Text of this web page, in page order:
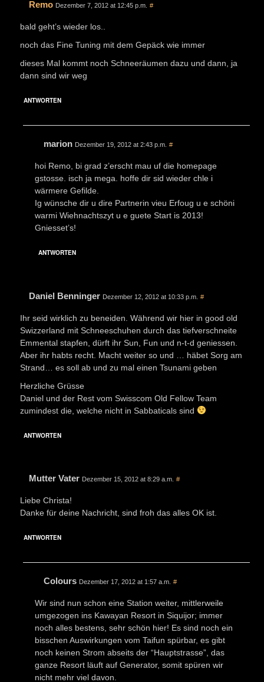
Remo Dezember 7, 2012 at 12:45 p.m. #
bald geht’s wieder los..
noch das Fine Tuning mit dem Gepäck wie immer
dieses Mal kommt noch Schneeräumen dazu und dann, ja
dann sind wir weg
ANTWORTEN
marion Dezember 19, 2012 at 2:43 p.m. #
hoi Remo, bi grad z’erscht mau uf die homepage
gstosse. isch ja mega. hoffe dir sid wieder chle i
wärmere Gefilde.
Ig wünsche dir u dire Partnerin vieu Erfoug u e schöni
warmi Wiehnachtszyt u e guete Start is 2013!
Gniesset’s!
ANTWORTEN
Daniel Benninger Dezember 12, 2012 at 10:33 p.m. #
Ihr seid wirklich zu beneiden. Während wir hier in good old
Swizzerland mit Schneeschuhen durch das tiefverschneite
Emmental stapfen, dürft ihr Sun, Fun und n-t-d geniessen.
Aber ihr habts recht. Macht weiter so und … häbet Sorg am
Strand… es soll ab und zu mal einen Tsunami geben
Herzliche Grüsse
Daniel und der Rest vom Swisscom Old Fellow Team
zumindest die, welche nicht in Sabbaticals sind
ANTWORTEN
Mutter Vater Dezember 15, 2012 at 8:29 a.m. #
Liebe Christa!
Danke für deine Nachricht, sind froh das alles OK ist.
ANTWORTEN
Colours Dezember 17, 2012 at 1:57 a.m. #
Wir sind nun schon eine Station weiter, mittlerweile
umgezogen ins Kawayan Resort in Siquijor; immer
noch alles bestens, sehr schön hier! Es sind noch ein
bisschen Auswirkungen vom Taifun spürbar, es gibt
noch keinen Strom abseits der “Hauptstrasse”, das
ganze Resort läuft auf Generator, somit spüren wir
nicht mehr viel davon.